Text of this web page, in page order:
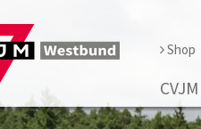
Shop
CVJM